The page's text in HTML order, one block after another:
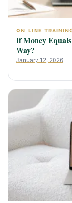
ON-LINE
If Money
Way?
January 12, 2026